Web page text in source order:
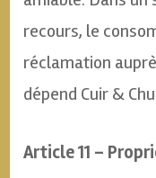
recours, le
réclamation
dépend Cuir &
Article 11 –